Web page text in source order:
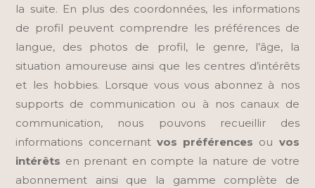
la suite. En plus des coordonnées, les informations
de profil peuvent comprendre les préférences de
langue, des photos de profil, le genre, l’âge, la
situation amoureuse ainsi que les centres d’intérêts
et les hobbies. Lorsque vous vous abonnez à nos
supports de communication ou à nos canaux de
communication, nous pouvons recueillir des
informations concernant vos préférences ou vos
intérêts en prenant en compte la nature de votre
abonnement ainsi que la gamme complète de